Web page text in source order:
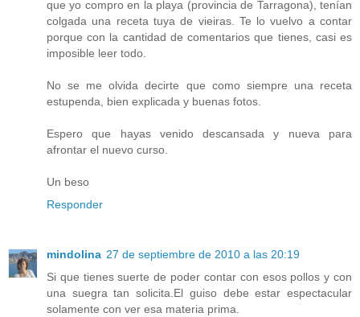
que yo compro en la playa (provincia de Tarragona), tenían
colgada una receta tuya de vieiras. Te lo vuelvo a contar
porque con la cantidad de comentarios que tienes, casi es
imposible leer todo.
No se me olvida decirte que como siempre una receta
estupenda, bien explicada y buenas fotos.
Espero que hayas venido descansada y nueva para
afrontar el nuevo curso.
Un beso
Responder
mindolina 27 de septiembre de 2010 a las 20:19
Si que tienes suerte de poder contar con esos pollos y con
una suegra tan solicita.El guiso debe estar espectacular
solamente con ver esa materia prima.